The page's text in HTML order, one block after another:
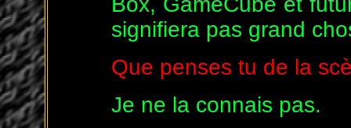
signifiera pas grand
Que penses tu de la
Je ne la connais pas.